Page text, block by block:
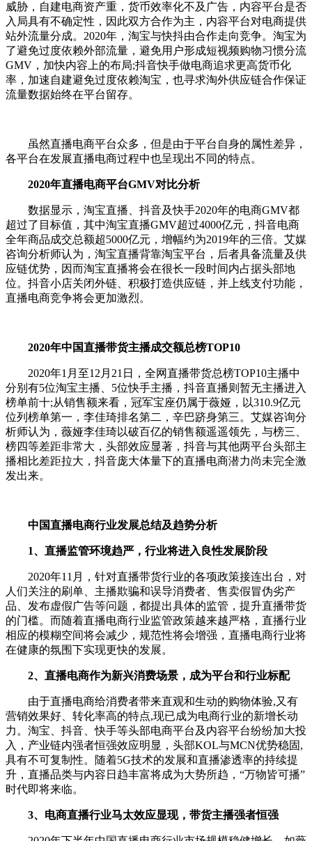
威胁，自建电商资产重，货币效率化不及广告，内容平台是否
入局具有不确定性，因此双方合作为主，内容平台对电商提供
站外流量分成。2020年，淘宝与快抖由合作走向竞争。淘宝为
了避免过度依赖外部流量，避免用户形成短视频购物习惯分流
GMV，加快内容上的布局;抖音快手做电商追求更高货币化
率，加速自建避免过度依赖淘宝，也寻求淘外供应链合作保证
流量数据始终在平台留存。
虽然直播电商平台众多，但是由于平台自身的属性差异，
各平台在发展直播电商过程中也呈现出不同的特点。
2020年直播电商平台GMV对比分析
数据显示，淘宝直播、抖音及快手2020年的电商GMV都
超过了目标值，其中淘宝直播GMV超过4000亿元，抖音电商
全年商品成交总额超5000亿元，增幅约为2019年的三倍。艾媒
咨询分析师认为，淘宝直播背靠淘宝平台，后者具备流量及供
应链优势，因而淘宝直播将会在很长一段时间内占据头部地
位。抖音小店关闭外链、积极打造供应链，并上线支付功能，
直播电商竞争将会更加激烈。
2020年中国直播带货主播成交额总榜TOP10
2020年1月至12月21日，全网直播带货总榜TOP10主播中
分别有5位淘宝主播、5位快手主播，抖音直播则暂无主播进入
榜单前十;从销售额来看，冠军宝座仍属于薇娅，以310.9亿元
位列榜单第一，李佳琦排名第二，辛巴跻身第三。艾媒咨询分
析师认为，薇娅李佳琦以破百亿的销售额遥遥领先，与榜三、
榜四等差距非常大，头部效应显著，抖音与其他两平台头部主
播相比差距拉大，抖音庞大体量下的直播电商潜力尚未完全激
发出来。
中国直播电商行业发展总结及趋势分析
1、直播监管环境趋严，行业将进入良性发展阶段
2020年11月，针对直播带货行业的各项政策接连出台，对
人们关注的刷单、主播欺骗和误导消费者、售卖假冒伪劣产
品、发布虚假广告等问题，都提出具体的监管，提升直播带货
的门槛。而随着直播电商行业监管政策越来越严格，直播行业
相应的模糊空间将会减少，规范性将会增强，直播电商行业将
在健康的氛围下实现更快的发展。
2、直播电商作为新兴消费场景，成为平台和行业标配
由于直播电商给消费者带来直观和生动的购物体验,又有
营销效果好、转化率高的特点,现已成为电商行业的新增长动
力。淘宝、抖音、快手等头部电商平台及内容平台纷纷加大投
入，产业链内强者恒强效应明显，头部KOL与MCN优势稳固,
具有不可复制性。随着5G技术的发展和直播渗透率的持续提
升，直播品类与内容日趋丰富将成为大势所趋，“万物皆可播”
时代即将来临。
3、电商直播行业马太效应显现，带货主播强者恒强